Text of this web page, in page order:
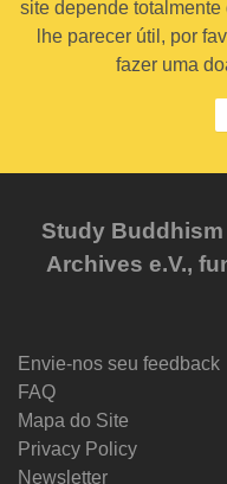
site depende totalmente
lhe parecer útil, por
fazer uma
Study
Archives e.V.,
Envie-nos seu feedback
FAQ
Mapa do Site
Privacy Policy
Newsletter